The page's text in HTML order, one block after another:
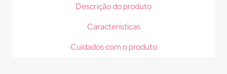
Descrição do produto
Características
Cuidados com o produto